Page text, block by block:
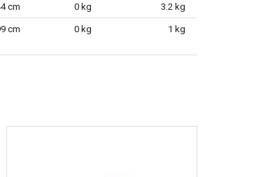
cm 0 kg 3.2 kg
cm 0 kg 1 kg